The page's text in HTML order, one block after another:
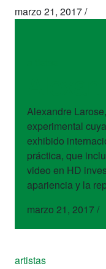
marzo 21, 2017/
Alexandre
experimental
exhibido
práctica, que
video en HD
apariencia y la
marzo 21, 2017/
artistas